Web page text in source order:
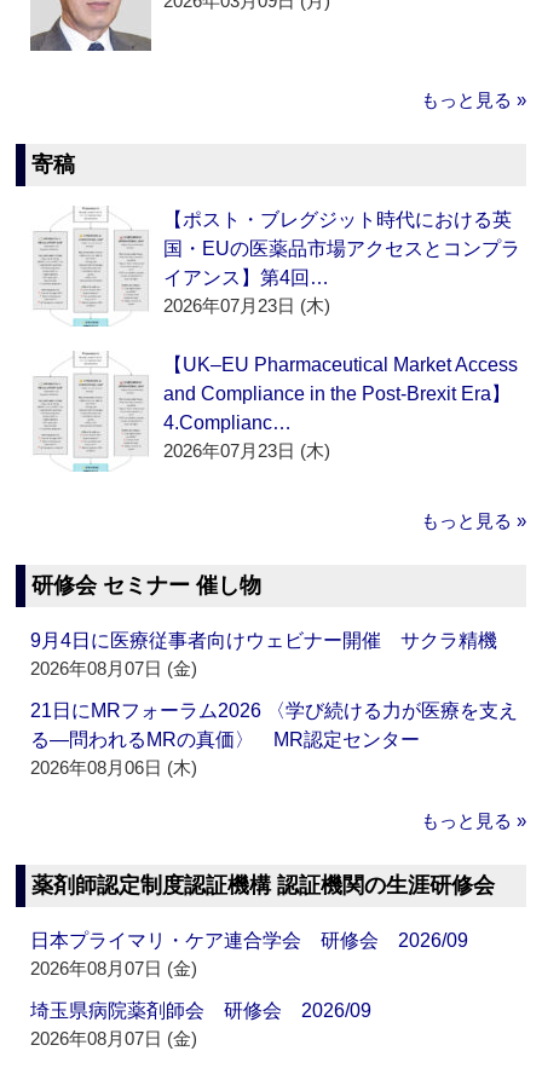
もっと見る »
寄稿
【ポスト・ブレグジット時代における英
国・EUの医薬品市場アクセスとコンプラ
イアンス】第4回…
2026年07月23日 (木)
【UK–EU Pharmaceutical Market Access
and Compliance in the Post-Brexit Era】
4.Complianc…
2026年07月23日 (木)
もっと見る »
研修会 セミナー 催し物
9月4日に医療従事者向けウェビナー開催 サクラ精機
2026年08月07日 (金)
21日にMRフォーラム2026 〈学び続ける力が医療を支え
る―問われるMRの真価〉 MR認定センター
2026年08月06日 (木)
もっと見る »
薬剤師認定制度認証機構 認証機関の生涯研修会
日本プライマリ・ケア連合学会 研修会 2026/09
2026年08月07日 (金)
埼玉県病院薬剤師会 研修会 2026/09
2026年08月07日 (金)